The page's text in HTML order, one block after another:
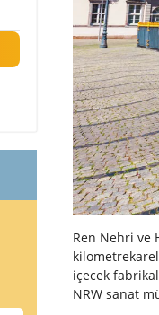
Ren Nehri ve
içecek
NRW sanat